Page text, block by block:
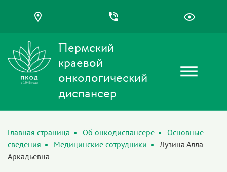
Пермский
краевой
онкологический
диспансер
Главная страница Об онкодиспансере
Основные
сведения
Медицинские сотрудники
Лузина Алла
Аркадьевна